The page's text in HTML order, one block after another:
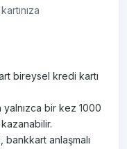
bireysel kredi kartı
bir kez 1000
bankkart anlaşmalı